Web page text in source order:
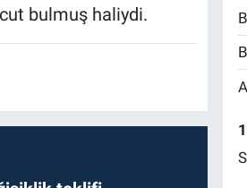
bulmuş haliydi.